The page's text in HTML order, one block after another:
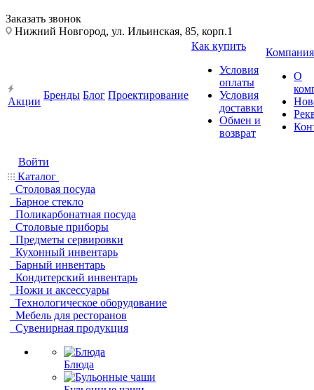
Заказать звонок
Нижний Новгород, ул. Ильинская, 85, корп.1
Акции
Бренды Блог Проектирование
Как купить
Условия
оплаты
Условия
доставки
Обмен и
возврат
Компания
О
Войти
Каталог
Столовая посуда
Барное стекло
Поликарбонатная посуда
Столовые приборы
Предметы сервировки
Кухонный инвентарь
Барный инвентарь
Кондитерский инвентарь
Ножи и аксессуары
Технологическое оборудование
Мебель для ресторанов
Сувенирная продукция
Блюда